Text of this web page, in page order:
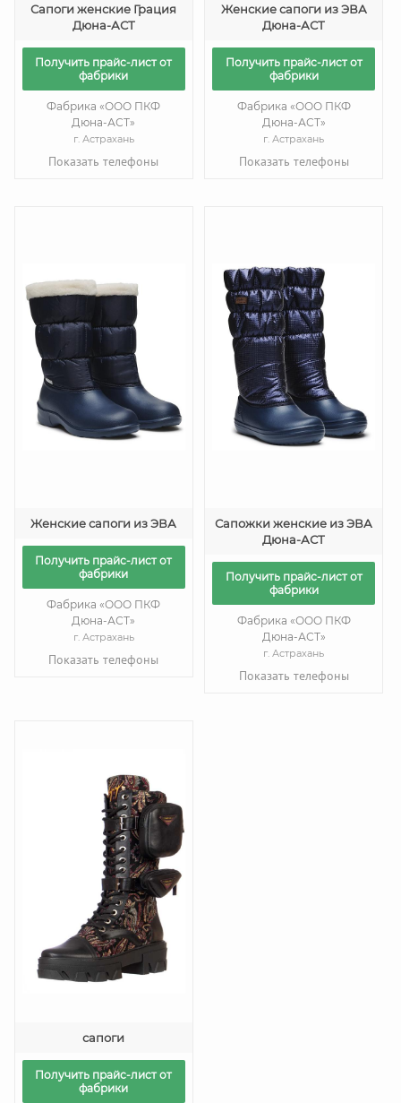
Сапоги женские Грация
Дюна-АСТ
Получить прайс-лист от
фабрики
Фабрика «ООО ПКФ
Дюна-АСТ»
г. Астрахань
Показать телефоны
Женские сапоги из ЭВА
Дюна-АСТ
Получить прайс-лист от
фабрики
Фабрика «ООО ПКФ
Дюна-АСТ»
г. Астрахань
Показать телефоны
Женские сапоги из ЭВА
Получить прайс-лист от
фабрики
Фабрика «ООО ПКФ
Дюна-АСТ»
г. Астрахань
Показать телефоны
Сапожки женские из ЭВА
Дюна-АСТ
Получить прайс-лист от
фабрики
Фабрика «ООО ПКФ
Дюна-АСТ»
г. Астрахань
Показать телефоны
сапоги
Получить прайс-лист от
фабрики